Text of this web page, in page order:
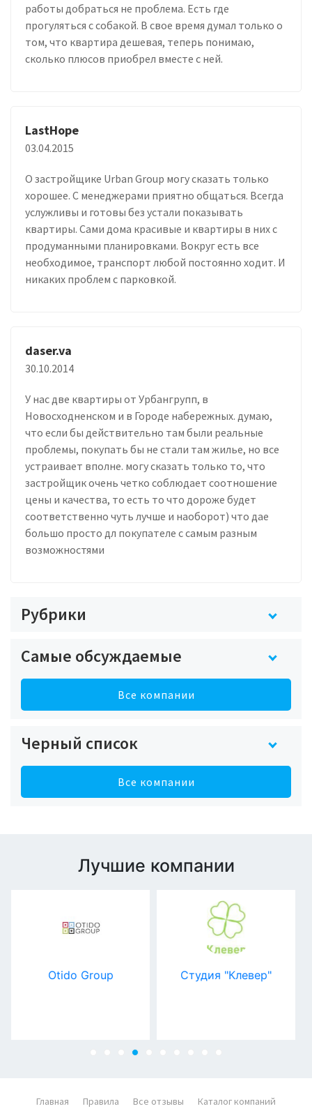
работы добраться не проблема. Есть где
прогуляться с собакой. В свое время думал только о
том, что квартира дешевая, теперь понимаю,
сколько плюсов приобрел вместе с ней.
LastHope
03.04.2015
О застройщике Urban Group могу сказать только
хорошее. С менеджерами приятно общаться. Всегда
услужливы и готовы без устали показывать
квартиры. Сами дома красивые и квартиры в них с
продуманными планировками. Вокруг есть все
необходимое, транспорт любой постоянно ходит. И
никаких проблем с парковкой.
daser.va
30.10.2014
У нас две квартиры от Урбангрупп, в
Новосходненском и в Городе набережных. думаю,
что если бы действительно там были реальные
проблемы, покупать бы не стали там жилье, но все
устраивает вполне. могу сказать только то, что
застройщик очень четко соблюдает соотношение
цены и качества, то есть то что дороже будет
соответственно чуть лучше и наоборот) что дае
большо просто дл покупателе с самым разным
возможностями
Рубрики
Самые обсуждаемые
Все компании
Черный список
Все компании
Лучшие компании
Студия "Клевер" STATUS GROUP
Главная Правила Все отзывы Каталог компаний